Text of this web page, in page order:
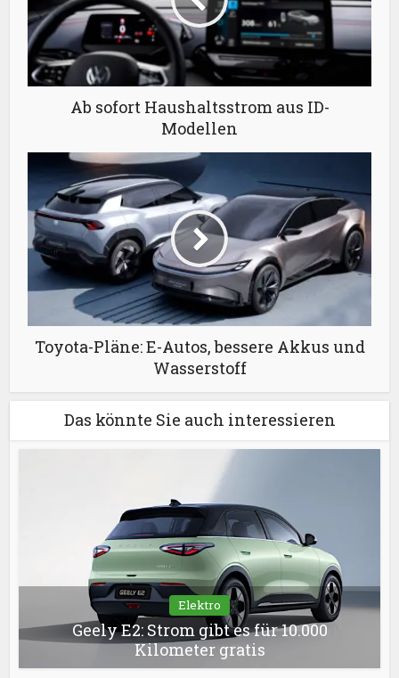
Ab sofort Haushaltsstrom aus ID-
Modellen
Toyota-Pläne: E-Autos, bessere Akkus und
Wasserstoff
Das könnte Sie auch interessieren
Elektro
Geely E2: Strom gibt es für 10.000
Kilometer gratis